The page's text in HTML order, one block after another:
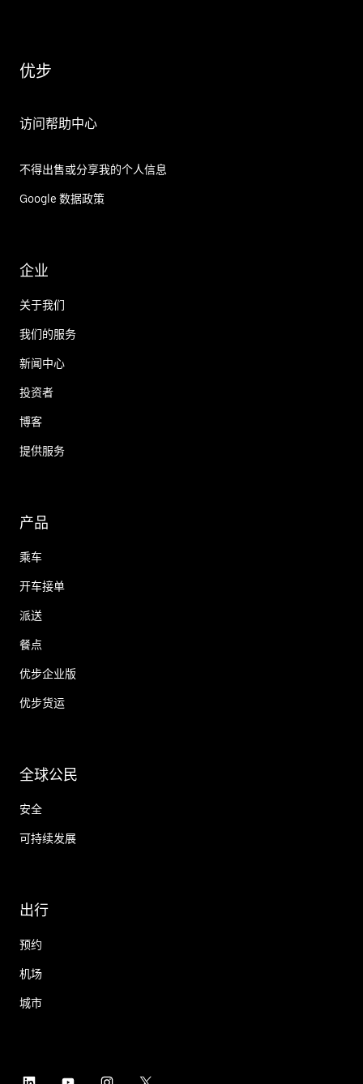
优步
访问帮助中心
不得出售或分享我的个人信息
Google 数据政策
企业
关于我们
我们的服务
新闻中心
投资者
博客
提供服务
产品
乘车
开车接单
派送
餐点
优步企业版
优步货运
全球公民
安全
可持续发展
出行
预约
机场
城市